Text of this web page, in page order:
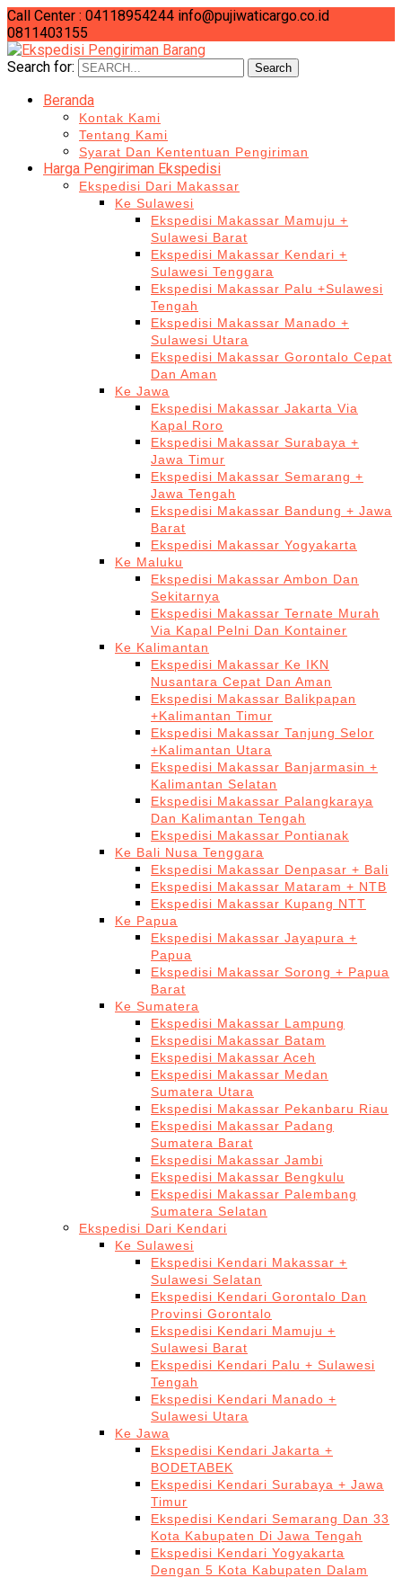
Call Center : 04118954244 info@pujiwaticargo.co.id
0811403155
Search for:
Search
Beranda
Kontak Kami
Tentang Kami
Syarat Dan Kententuan Pengiriman
Harga Pengiriman Ekspedisi
Ekspedisi Dari Makassar
Ke Sulawesi
Ekspedisi Makassar Mamuju +
Sulawesi Barat
Ekspedisi Makassar Kendari +
Sulawesi Tenggara
Ekspedisi Makassar Palu +Sulawesi
Tengah
Ekspedisi Makassar Manado +
Sulawesi Utara
Ekspedisi Makassar Gorontalo Cepat
Dan Aman
Ke Jawa
Ekspedisi Makassar Jakarta Via
Kapal Roro
Ekspedisi Makassar Surabaya +
Jawa Timur
Ekspedisi Makassar Semarang +
Jawa Tengah
Ekspedisi Makassar Bandung + Jawa
Barat
Ekspedisi Makassar Yogyakarta
Ke Maluku
Ekspedisi Makassar Ambon Dan
Sekitarnya
Ekspedisi Makassar Ternate Murah
Via Kapal Pelni Dan Kontainer
Ke Kalimantan
Ekspedisi Makassar Ke IKN
Nusantara Cepat Dan Aman
Ekspedisi Makassar Balikpapan
+Kalimantan Timur
Ekspedisi Makassar Tanjung Selor
+Kalimantan Utara
Ekspedisi Makassar Banjarmasin +
Kalimantan Selatan
Ekspedisi Makassar Palangkaraya
Dan Kalimantan Tengah
Ekspedisi Makassar Pontianak
Ke Bali Nusa Tenggara
Ekspedisi Makassar Denpasar + Bali
Ekspedisi Makassar Mataram + NTB
Ekspedisi Makassar Kupang NTT
Ke Papua
Ekspedisi Makassar Jayapura +
Papua
Ekspedisi Makassar Sorong + Papua
Barat
Ke Sumatera
Ekspedisi Makassar Lampung
Ekspedisi Makassar Batam
Ekspedisi Makassar Aceh
Ekspedisi Makassar Medan
Sumatera Utara
Ekspedisi Makassar Pekanbaru Riau
Ekspedisi Makassar Padang
Sumatera Barat
Ekspedisi Makassar Jambi
Ekspedisi Makassar Bengkulu
Ekspedisi Makassar Palembang
Sumatera Selatan
Ekspedisi Dari Kendari
Ke Sulawesi
Ekspedisi Kendari Makassar +
Sulawesi Selatan
Ekspedisi Kendari Gorontalo Dan
Provinsi Gorontalo
Ekspedisi Kendari Mamuju +
Sulawesi Barat
Ekspedisi Kendari Palu + Sulawesi
Tengah
Ekspedisi Kendari Manado +
Sulawesi Utara
Ke Jawa
Ekspedisi Kendari Jakarta +
BODETABEK
Ekspedisi Kendari Surabaya + Jawa
Timur
Ekspedisi Kendari Semarang Dan 33
Kota Kabupaten Di Jawa Tengah
Ekspedisi Kendari Yogyakarta
Dengan 5 Kota Kabupaten Dalam